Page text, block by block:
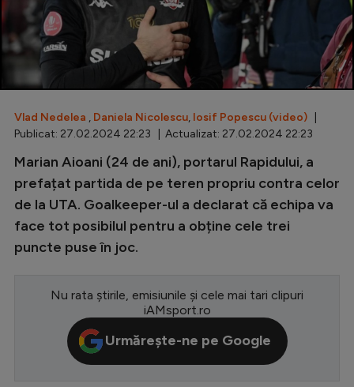
Special
Diverse
Inedit
Champions League
Europa League
Conference League
Premier League
LaLiga
Serie A
Vlad Nedelea , Daniela Nicolescu, Iosif Popescu (video)
Publicat: 27.02.2024 22:23 | Actualizat: 27.02.2024 22:23
Marian Aioani (24 de ani), portarul Rapidului, a
prefațat partida de pe teren propriu contra celor
de la UTA. Goalkeeper-ul a declarat că echipa va
face tot posibilul pentru a obține cele trei
puncte puse în joc.
Nu rata știrile, emisiunile și cele mai tari clipuri
iAMsport.ro
Urmărește-ne pe Google